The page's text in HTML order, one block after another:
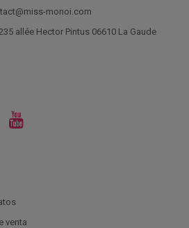
monoi.com
allée Hector Pintus 06610 La Gaude
venta